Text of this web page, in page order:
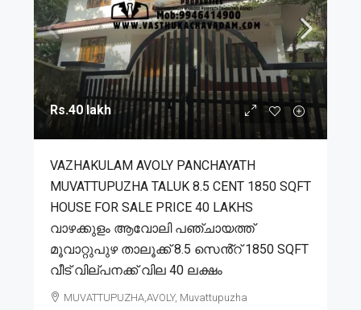
Rs.40 lakh
VAZHAKULAM AVOLY PANCHAYATH
MUVATTUPUZHA TALUK 8.5 CENT 1850 SQFT
HOUSE FOR SALE PRICE 40 LAKHS
വാഴക്കുളം ആവോലി പഞ്ചായത്ത്
മൂവാറ്റുപുഴ താലൂക്ക് 8.5 സെൻ്റ് 1850 SQFT
വീട് വില്പനക്ക് വില 40 ലക്ഷം
MUVATTUPUZHA,AVOLY, Muvattupuzha